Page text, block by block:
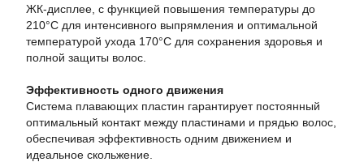
ЖК-дисплее, с функцией повышения температуры до
210°C для интенсивного выпрямления и оптимальной
температурой ухода 170°C для сохранения здоровья и
полной защиты волос.
Эффективность одного движения
Система плавающих пластин гарантирует постоянный
оптимальный контакт между пластинами и прядью волос,
обеспечивая эффективность одним движением и
идеальное скольжение.